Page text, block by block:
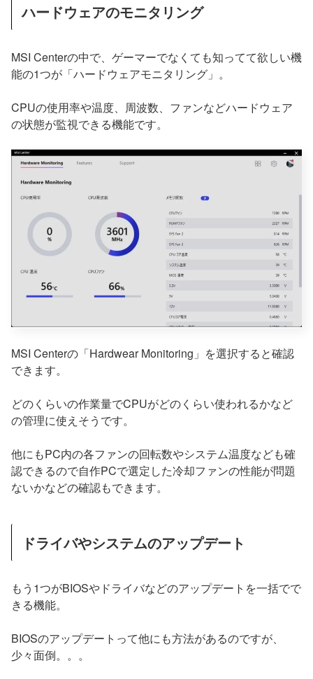
ハードウェアのモニタリング
MSI Centerの中で、ゲーマーでなくても知ってて欲しい機
能の1つが「ハードウェアモニタリング」。
CPUの使用率や温度、周波数、ファンなどハードウェア
の状態が監視できる機能です。
MSI Centerの「Hardwear Monitoring」を選択すると確認
できます。
どのくらいの作業量でCPUがどのくらい使われるかなど
の管理に使えそうです。
他にもPC内の各ファンの回転数やシステム温度なども確
認できるので自作PCで選定した冷却ファンの性能が問題
ないかなどの確認もできます。
ドライバやシステムのアップデート
もう1つがBIOSやドライバなどのアップデートを一括でで
きる機能。
BIOSのアップデートって他にも方法があるのですが、
少々面倒。。。